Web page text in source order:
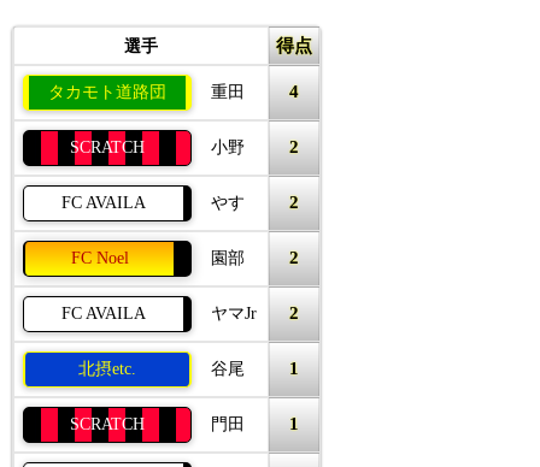
選手 得点
タカモト道路団 重田 4
SCRATCH 小野 2
FC AVAILA やす 2
FC Noel 園部 2
FC AVAILA ヤマJr 2
北摂etc. 谷尾 1
SCRATCH 門田 1